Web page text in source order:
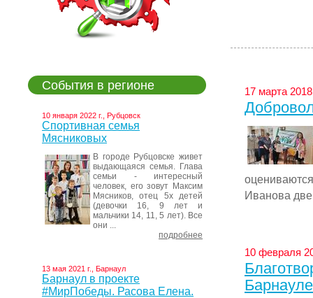
События в регионе
10 января 2022 г., Рубцовск
Спортивная семья
Мясниковых
В городе Рубцовске живет
выдающаяся семья. Глава
семьи - интересный
человек, его зовут Максим
Мясников, отец 5х детей
(девочки 16, 9 лет и
мальчики 14, 11, 5 лет). Все
они ...
подробнее
13 мая 2021 г., Барнаул
Барнаул в проекте
#МирПобеды​. Расова Елена.
17 марта
Иванова
10 февраля
Барнауле